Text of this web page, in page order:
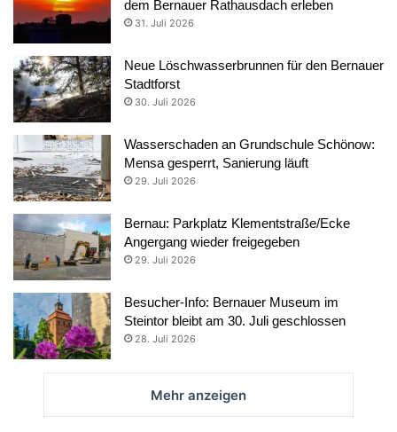
dem Bernauer Rathausdach erleben
31. Juli 2026
Neue Löschwasserbrunnen für den Bernauer
Stadtforst
30. Juli 2026
Wasserschaden an Grundschule Schönow:
Mensa gesperrt, Sanierung läuft
29. Juli 2026
Bernau: Parkplatz Klementstraße/Ecke
Angergang wieder freigegeben
29. Juli 2026
Besucher-Info: Bernauer Museum im
Steintor bleibt am 30. Juli geschlossen
28. Juli 2026
Mehr anzeigen